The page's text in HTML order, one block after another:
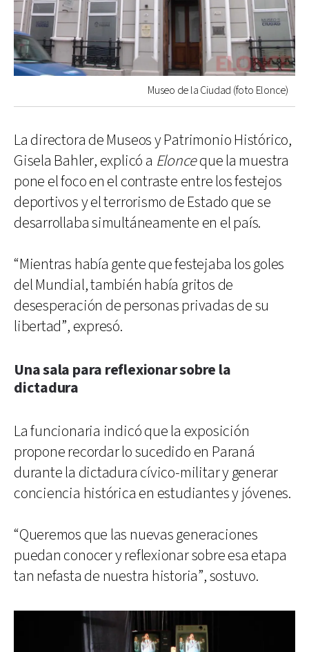
Museo de la Ciudad (foto Elonce)
La directora de Museos y Patrimonio Histórico,
Gisela Bahler, explicó a Elonceque la muestra
pone el foco en el contraste entre los festejos
deportivos y el terrorismo de Estado que se
desarrollaba simultáneamente en el país.
“Mientras había gente que festejaba los goles
del Mundial, también había gritos de
desesperación de personas privadas de su
libertad”, expresó.
Una sala para reflexionar sobre la
dictadura
La funcionaria indicó que la exposición
propone recordar lo sucedido en Paraná
durante la dictadura cívico-militar y generar
conciencia histórica en estudiantes y jóvenes.
“Queremos que las nuevas generaciones
puedan conocer y reflexionar sobre esa etapa
tan nefasta de nuestra historia”, sostuvo.